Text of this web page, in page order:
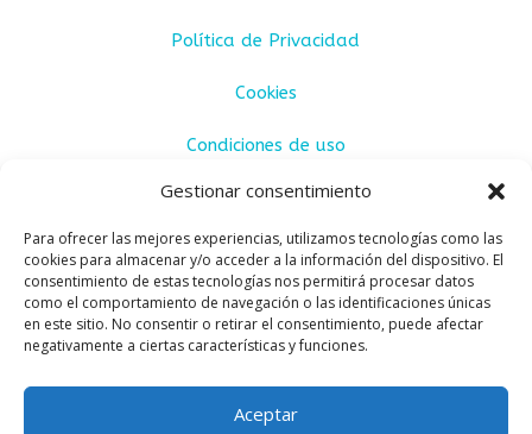
Gestionar consentimiento
Para ofrecer las mejores experiencias, utilizamos tecnologías como las
cookies para almacenar y/o acceder a la información del dispositivo. El
consentimiento de estas tecnologías nos permitirá procesar datos
como el comportamiento de navegación o las identificaciones únicas
en este sitio. No consentir o retirar el consentimiento, puede afectar
negativamente a ciertas características y funciones.
Aceptar
Política de Privacidad
Cookies
Condiciones de uso
Condiciones de venta